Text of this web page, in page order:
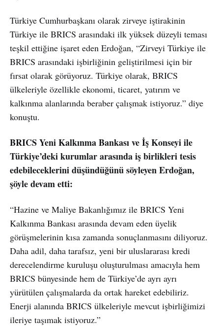
Türkiye Cumhurbaşkanı olarak zirveye iştirakinin
Türkiye ile BRICS arasındaki ilk yüksek düzeyli teması
teşkil ettiğine işaret eden Erdoğan, “Zirveyi Türkiye ile
BRICS arasındaki işbirliğinin geliştirilmesi için bir
fırsat olarak görüyoruz. Türkiye olarak, BRICS
ülkeleriyle özellikle ekonomi, ticaret, yatırım ve
kalkınma alanlarında beraber çalışmak istiyoruz.” diye
konuştu.
BRICS Yeni Kalkınma Bankası ve İş Konseyi ile
Türkiye’deki kurumlar arasında iş birlikleri tesis
edebileceklerini düşündüğünü söyleyen Erdoğan,
şöyle devam etti:
“Hazine ve Maliye Bakanlığımız ile BRICS Yeni
Kalkınma Bankası arasında devam eden üyelik
görüşmelerinin kısa zamanda sonuçlanmasını diliyoruz.
Daha adil, daha tarafsız, yeni bir uluslararası kredi
derecelendirme kuruluşu oluşturulması amacıyla hem
BRICS bünyesinde hem de Türkiye’de ayrı ayrı
yürütülen çalışmalarda da ortak hareket edebiliriz.
Enerji alanında BRICS ülkeleriyle mevcut işbirliğimizi
ileriye taşımak istiyoruz.”